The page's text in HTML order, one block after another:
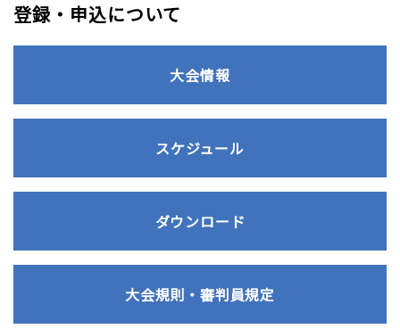
登録・申込について
大会情報
スケジュール
ダウンロード
大会規則・審判員規定